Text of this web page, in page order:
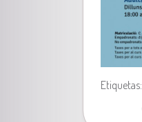
Etiquetas: